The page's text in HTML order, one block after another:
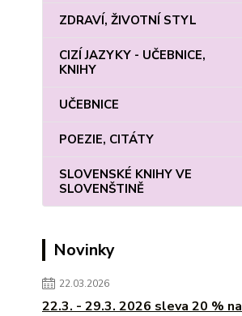
ZDRAVÍ, ŽIVOTNÍ STYL
CIZÍ JAZYKY - UČEBNICE,
KNIHY
UČEBNICE
POEZIE, CITÁTY
SLOVENSKÉ KNIHY VE
SLOVENŠTINĚ
Novinky
22.03.2026
22.3. - 29.3. 2026 sleva 20 % na